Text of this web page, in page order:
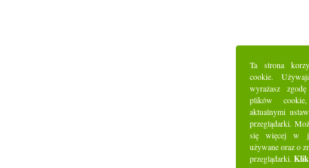
Ta strona
cookie.
wyrażasz
plików
aktualnymi
przeglądarki.
się więcej w
używane oraz o
przeglądarki.